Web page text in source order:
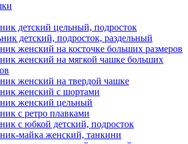
детский цельный, подросток
детский, подросток, раздельный
женский на косточке больших размеров
женский на мягкой чашке больших
женский на твердой чашке
женский с шортами
женский цельный
с ретро плавками
с юбкой детский, подросток
майка женский, танкини